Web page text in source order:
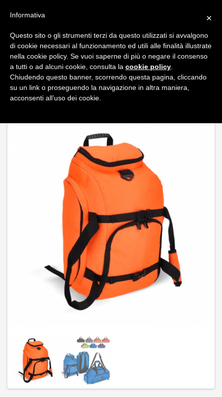
PRODOTTI / BORSE E ACCESSORI VIAGGI /
BORSE VIAGGIO E TROLLEY/
KARDOUBLE
« Indietro
×
Informativa
Questo sito o gli strumenti terzi da questo utilizzati si avvalgono
di cookie necessari al funzionamento ed utili alle finalità illustrate
nella cookie policy. Se vuoi saperne di più o negare il consenso
a tutti o ad alcuni cookie, consulta la cookie policy
Chiudendo questo banner, scorrendo questa pagina, cliccando
su un link o proseguendo la navigazione in altra maniera,
acconsenti all’uso dei cookie.